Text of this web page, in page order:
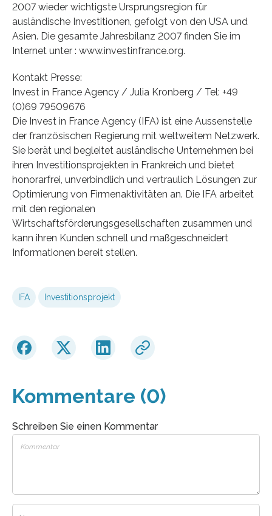
2007 wieder wichtigste Ursprungsregion für
ausländische Investitionen, gefolgt von den USA und
Asien. Die gesamte Jahresbilanz 2007 finden Sie im
Internet unter : www.investinfrance.org.
Kontakt Presse:
Invest in France Agency / Julia Kronberg / Tel: +49
(0)69 79509676
Die Invest in France Agency (IFA) ist eine Aussenstelle
der französischen Regierung mit weltweitem Netzwerk.
Sie berät und begleitet ausländische Unternehmen bei
ihren Investitionsprojekten in Frankreich und bietet
honorarfrei, unverbindlich und vertraulich Lösungen zur
Optimierung von Firmenaktivitäten an. Die IFA arbeitet
mit den regionalen
Wirtschaftsförderungsgesellschaften zusammen und
kann ihren Kunden schnell und maßgeschneidert
Informationen bereit stellen.
IFA Investitionsprojekt
Kommentare (0)
Schreiben Sie einen Kommentar